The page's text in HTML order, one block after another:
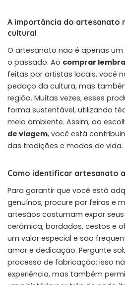
A importância do artesanato
cultural
O artesanato não é apenas
o passado. Ao comprar
feitas por artistas locais, você
pedaço da cultura, mas
região. Muitas vezes, esses
forma sustentável, utilizando
meio ambiente. Assim, ao
de viagem, você está
das tradições e modos de vida.
Como identificar artesanato
Para garantir que você está
genuínos, procure por feiras e
artesãos costumam expor
cerâmica, bordados, cestos e
um valor especial e são
amor e dedicação. Pergunte
processo de fabricação; isso
experiência, mas também